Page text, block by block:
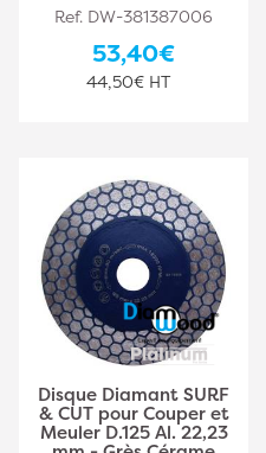
Ref. DW-381387006
53,40€
44,50€ HT
Disque Diamant SURF
& CUT pour Couper et
Meuler D.125 Al. 22,23